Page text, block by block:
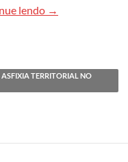
lendo Obra aponta
→
ASFIXIA TERRITORIAL NO